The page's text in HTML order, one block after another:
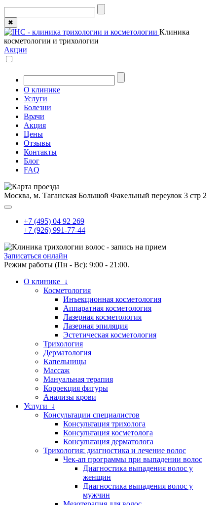
✖
Клиника
косметологии и трихологии
Акции
О клинике
Услуги
Болезни
Врачи
Акция
Цены
Отзывы
Контакты
Блог
FAQ
Москва, м. Таганская Большой Факельный переулок 3 стр 2
+7 (495) 04 92 269
+7 (926) 991-77-44
Записаться онлайн
Режим работы (Пн - Вс): 9:00 - 21:00.
О клинике ↓
Косметология
Инъекционная косметология
Аппаратная косметология
Лазерная косметология
Лазерная эпиляция
Эстетическая косметология
Трихология
Дерматология
Капельницы
Массаж
Мануальная терапия
Коррекция фигуры
Анализы крови
Услуги ↓
Консультации специалистов
Консультация трихолога
Консультация косметолога
Консультация дерматолога
Трихология: диагностика и лечение волос
Чек-ап программы при выпадении волос
Диагностика выпадения волос у
женщин
Диагностика выпадения волос у
мужчин